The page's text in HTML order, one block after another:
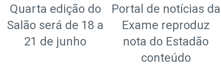
Quarta edição do
Salão será de 18 a
21 de junho
Portal de notícias da
Exame reproduz
nota do Estadão
conteúdo